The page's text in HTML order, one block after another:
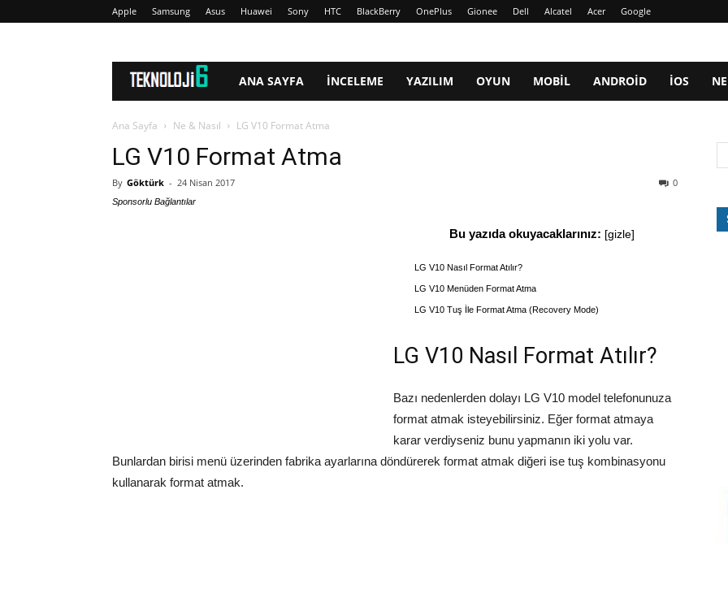
Apple Samsung Asus Huawei Sony HTC BlackBerry OnePlus Gionee Dell Alcatel Acer Google
www.Teknoloji6.com
ANA SAYFA İNCELEME YAZILIM OYUN MOBIL ANDROID IOS
Ana Sayfa Ne & Nasıl LG V10 Format Atma
LG V10 Format Atma
By Göktürk - 24 Nisan 2017 0
Sponsorlu Bağlantılar
Bu yazıda okuyacaklarınız: [gizle]
LG V10 Nasıl Format Atılır?
LG V10 Menüden Format Atma
LG V10 Tuş İle Format Atma (Recovery Mode)
LG V10 Nasıl Format Atılır?
Bazı nedenlerden dolayı LG V10 model telefonunuza
format atmak isteyebilirsiniz. Eğer format atmaya
karar verdiyseniz bunu yapmanın iki yolu var.
Bunlardan birisi menü üzerinden fabrika ayarlarına döndürerek format atmak diğeri ise tuş kombinasyonu
kullanarak format atmak.